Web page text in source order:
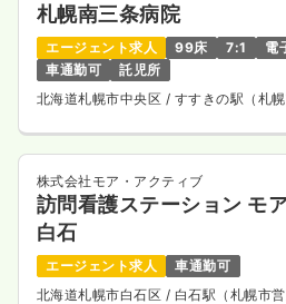
札幌南三条病院
エージェント求人 99床 7:1
電
車通勤可
託児所
北海道札幌市中央区 / すすきの駅（札
株式会社モア・アクティブ
訪問看護ステーション モ
白石
エージェント求人
車通勤可
北海道札幌市白石区 / 白石駅（札幌市